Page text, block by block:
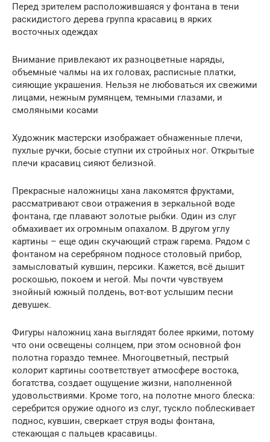
Перед зрителем расположившаяся у фонтана в тени
раскидистого дерева группа красавиц в ярких
восточных одеждах
Внимание привлекают их разноцветные наряды,
объемные чалмы на их головах, расписные платки,
сияющие украшения. Нельзя не любоваться их свежими
лицами, нежным румянцем, темными глазами, и
смоляными косами
Художник мастерски изображает обнаженные плечи,
пухлые ручки, босые ступни их стройных ног. Открытые
плечи красавиц сияют белизной.
Прекрасные наложницы хана лакомятся фруктами,
рассматривают свои отражения в зеркальной воде
фонтана, где плавают золотые рыбки. Один из слуг
обмахивает их огромным опахалом. В другом углу
картины – еще один скучающий страж гарема. Рядом с
фонтаном на серебряном подносе столовый прибор,
замысловатый кувшин, персики. Кажется, всё дышит
роскошью, покоем и негой. Мы почти чувствуем
знойный южный полдень, вот-вот услышим песни
девушек.
Фигуры наложниц хана выглядят более яркими, потому
что они освещены солнцем, при этом основной фон
полотна гораздо темнее. Многоцветный, пестрый
колорит картины соответствует атмосфере востока,
богатства, создает ощущение жизни, наполненной
удовольствиями. Кроме того, на полотне много блеска:
серебрится оружие одного из слуг, тускло поблескивает
поднос, кувшин, сверкает струя воды фонтана,
стекающая с пальцев красавицы.